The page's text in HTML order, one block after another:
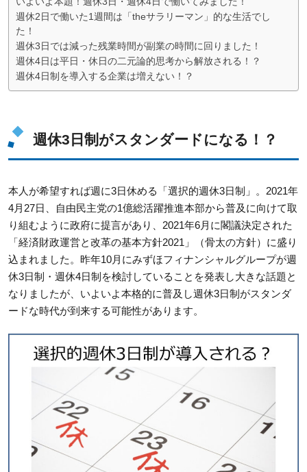
週休2日で働いた1週間は「theサラリーマン」的な生活でし
た！
週休3日では減った残業時間が副業の時間に回りました！
週休4日は平日・休日の二元論的思考から解放される！？
週休4日制を導入する企業は増えない！？
週休3日制がスタンダードになる！？
本人が希望すれば週に3日休める「選択的週休3日制」。2021年
4月27日、自由民主党の1億総活躍推進本部から普及に向けて取
り組むように政府に提言があり、2021年6月に閣議決定された
「経済財政運営と改革の基本方針2021」（骨太の方針）に盛り
込まれました。昨年10月にみずほフィナンシャルグループが週
休3日制・週休4日制を検討していることを発表し大きな話題と
なりましたが、いよいよ本格的に普及し週休3日制がスタンダ
ードな時代が到来する可能性があります。